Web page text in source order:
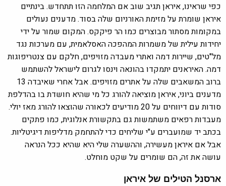
כפי שראינו, איראן תגיב שוב אם המלחמה הזו תתחדש. בינתיים
איראן שומרת על מזימת האורניום שלה בסוד. מדענים נעולים
במקומות מסתור מבוצרים כמו הר פיקקס. המקום שמור על ידי
יחידות עילית של משמרות המהפכה האסלאמית, עם מערכות נגד
מל"טים, שיירות דמה ואתרי מעבדה מזויפים, חלקם עם צנטריפוגות
דמה. האיראנים יתמקדו בהונאה וינסו לגרום לישראל להשתמש
ברוב המשאבים שלה על אתרים מזויפים. אבל אחרי שאיבדה 13
מדענים ביוני, איראן מוציאה להורג כל מי שהיא חושדת בו בהדלפת
סודות עם דיווחים על 20 מודיעים לכאורה שהוצאו להורג מאז יולי.
מעבדות רפאים משתמשות גם בתקשורת אנלוגית, כמו פתקים
בכתב יד שמועברים ע"י שליחים כדי להתחמק מדליפות דיגיטליות.
אבל אם איראן מעשירה, וההשערה שלי היא שהיא ככל הנראה
עושה את זה, הם שומרים על שקט מוחלט.
ארסנל הטילים של איראן